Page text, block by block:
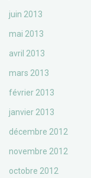
juin 2013
mai 2013
avril 2013
mars 2013
février 2013
janvier 2013
décembre 2012
novembre 2012
octobre 2012